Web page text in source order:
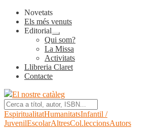
Novetats
Els més venuts
Editorial
Expandeix
el
menú
secundari
Qui som?
La Missa
Activitats
Llibreria Claret
Contacte
El nostre catàleg
EspiritualitatHumanitatsInfantil /
JuvenilEscolarAltresCol.leccionsAutors